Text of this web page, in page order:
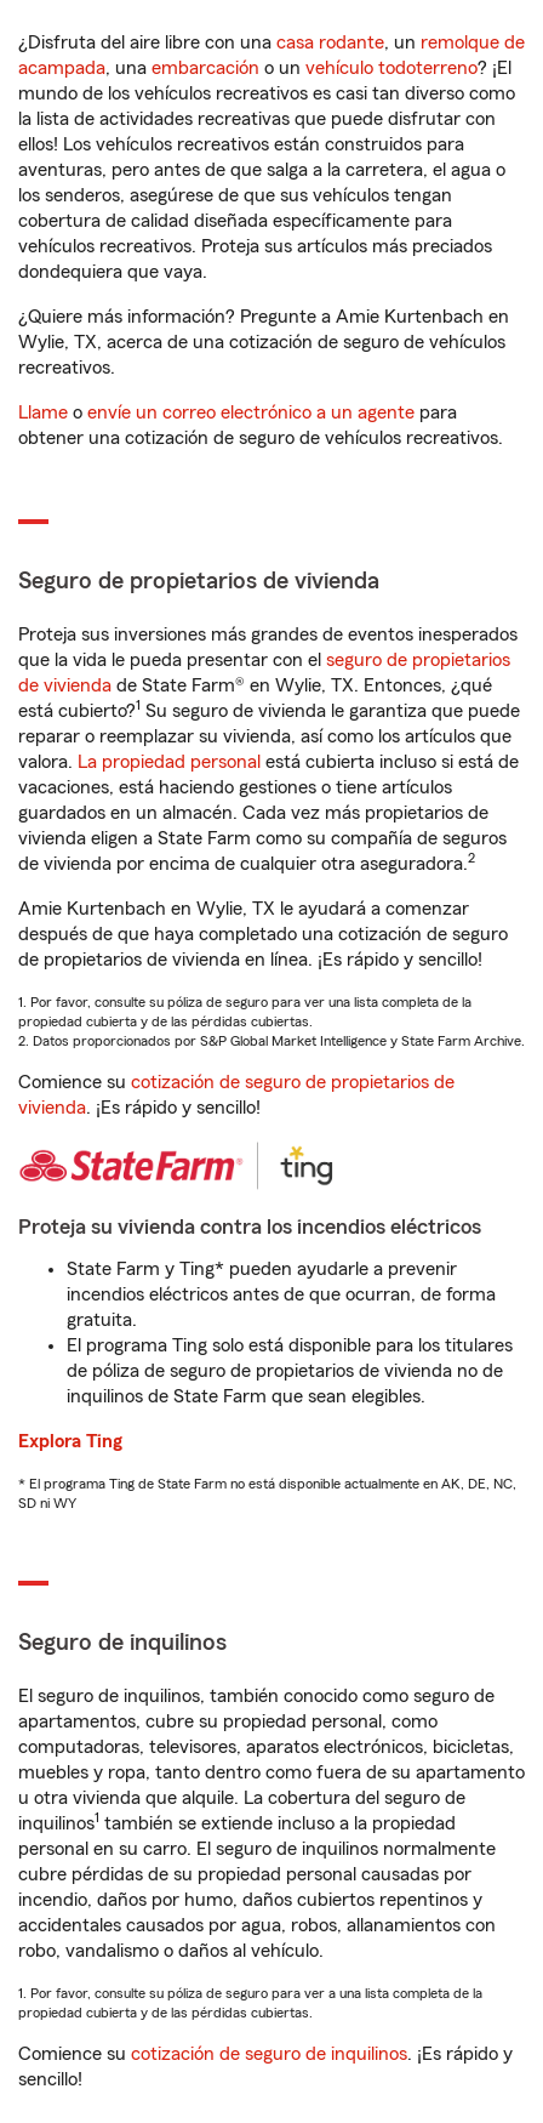
¿Disfruta del aire libre con una casa rodante, un remolque de
acampada, una embarcación o un vehículo todoterreno? ¡El
mundo de los vehículos recreativos es casi tan diverso como
la lista de actividades recreativas que puede disfrutar con
ellos! Los vehículos recreativos están construidos para
aventuras, pero antes de que salga a la carretera, el agua o
los senderos, asegúrese de que sus vehículos tengan
cobertura de calidad diseñada específicamente para
vehículos recreativos. Proteja sus artículos más preciados
dondequiera que vaya.
¿Quiere más información? Pregunte a Amie Kurtenbach en
Wylie, TX, acerca de una cotización de seguro de vehículos
recreativos.
Llame o envíe un correo electrónico a un agente para
obtener una cotización de seguro de vehículos recreativos.
Seguro de propietarios de vivienda
Proteja sus inversiones más grandes de eventos inesperados
que la vida le pueda presentar con el seguro de propietarios
de vivienda de State Farm® en Wylie, TX. Entonces, ¿qué
está cubierto?1 Su seguro de vivienda le garantiza que puede
reparar o reemplazar su vivienda, así como los artículos que
valora. La propiedad personal está cubierta incluso si está de
vacaciones, está haciendo gestiones o tiene artículos
guardados en un almacén. Cada vez más propietarios de
vivienda eligen a State Farm como su compañía de seguros
de vivienda por encima de cualquier otra aseguradora.2
Amie Kurtenbach en Wylie, TX le ayudará a comenzar
después de que haya completado una cotización de seguro
de propietarios de vivienda en línea. ¡Es rápido y sencillo!
1. Por favor, consulte su póliza de seguro para ver una lista completa de la
propiedad cubierta y de las pérdidas cubiertas.
2. Datos proporcionados por S&P Global Market Intelligence y State Farm Archive.
Comience su cotización de seguro de propietarios de
vivienda. ¡Es rápido y sencillo!
Proteja su vivienda contra los incendios eléctricos
State Farm y Ting* pueden ayudarle a prevenir
incendios eléctricos antes de que ocurran, de forma
gratuita.
El programa Ting solo está disponible para los titulares
de póliza de seguro de propietarios de vivienda no de
inquilinos de State Farm que sean elegibles.
Explora Ting
* El programa Ting de State Farm no está disponible actualmente en AK, DE, NC,
SD ni WY
Seguro de inquilinos
El seguro de inquilinos, también conocido como seguro de
apartamentos, cubre su propiedad personal, como
computadoras, televisores, aparatos electrónicos, bicicletas,
muebles y ropa, tanto dentro como fuera de su apartamento
u otra vivienda que alquile. La cobertura del seguro de
inquilinos1 también se extiende incluso a la propiedad
personal en su carro. El seguro de inquilinos normalmente
cubre pérdidas de su propiedad personal causadas por
incendio, daños por humo, daños cubiertos repentinos y
accidentales causados por agua, robos, allanamientos con
robo, vandalismo o daños al vehículo.
1. Por favor, consulte su póliza de seguro para ver a una lista completa de la
propiedad cubierta y de las pérdidas cubiertas.
Comience su cotización de seguro de inquilinos. ¡Es rápido y
sencillo!